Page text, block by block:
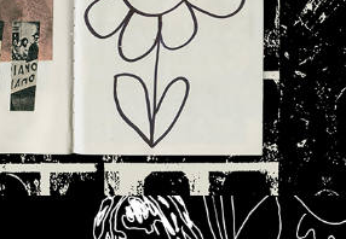
| PERSONAL